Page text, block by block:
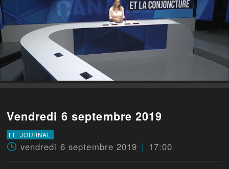
Vendredi 6 septembre 2019
LE JOURNAL
vendredi 6 septembre 2019 17:00